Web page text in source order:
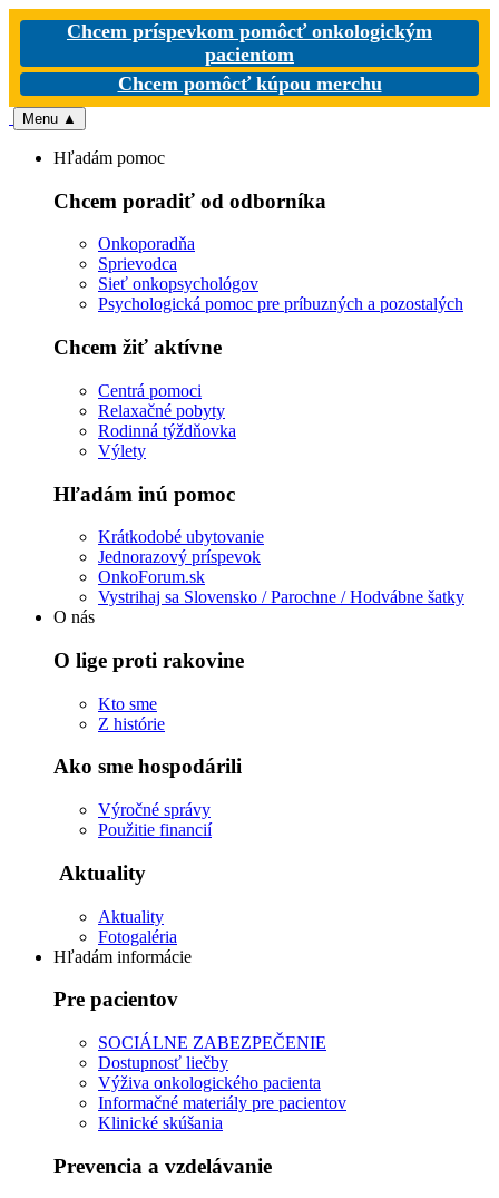
Chcem príspevkom pomôcť onkologickým
pacientom
Chcem pomôcť kúpou merchu
Menu ▲
Hľadám pomoc
Chcem poradiť od odborníka
Onkoporadňa
Sprievodca
Sieť onkopsychológov
Psychologická pomoc pre príbuzných a pozostalých
Chcem žiť aktívne
Centrá pomoci
Relaxačné pobyty
Rodinná týždňovka
Výlety
Hľadám inú pomoc
Krátkodobé ubytovanie
Jednorazový príspevok
OnkoForum.sk
Vystrihaj sa Slovensko / Parochne / Hodvábne šatky
O nás
O lige proti rakovine
Kto sme
Z histórie
Ako sme hospodárili
Výročné správy
Použitie financií
Aktuality
Aktuality
Fotogaléria
Hľadám informácie
Pre pacientov
SOCIÁLNE ZABEZPEČENIE
Dostupnosť liečby
Výživa onkologického pacienta
Informačné materiály pre pacientov
Klinické skúšania
Prevencia a vzdelávanie